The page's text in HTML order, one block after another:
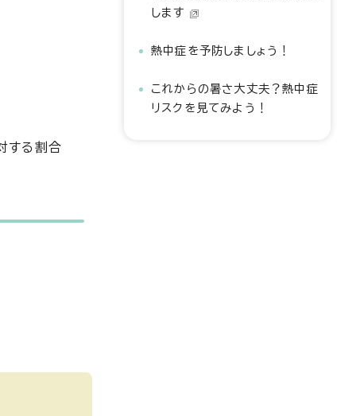
する割合
します
熱中症を予防しましょう！
これからの暑さ大丈夫？熱中症
リスクを見てみよう！